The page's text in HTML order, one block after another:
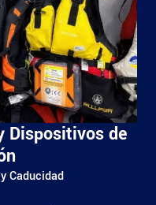
Dispositivos de
Caducidad